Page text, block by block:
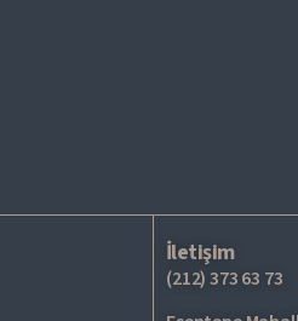
İletişim
(212) 373 63 73